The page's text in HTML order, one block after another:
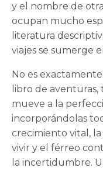
y el nombre de
ocupan mucho
literatura
viajes se sumerge
No es
libro de aventuras,
mueve a la
incorporándolas
crecimiento vital,
vivir y el férreo
la incertidumbre.